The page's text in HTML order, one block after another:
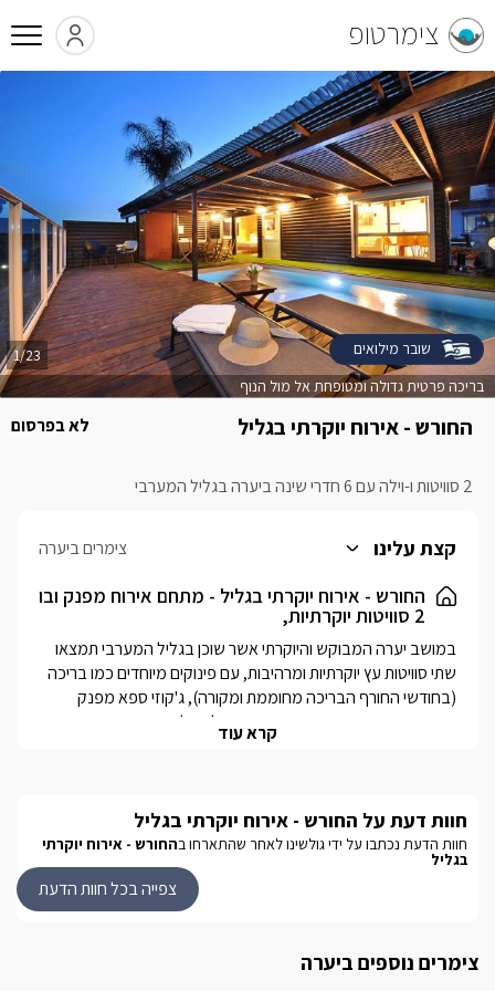
צימרטופ
החורש - אירוח יוקרתי בגליל
2 סוויטות ו-וילה עם 6 חדרי שינה ביערה בגליל המערבי
לא בפרסום
בריכה פרטית גדולה ומטופחת אל מול הנוף
1/23 שובר מילואים
קצת עלינו צימרים ביערה
החורש - אירוח יוקרתי בגליל - מתחם אירוח מפנק ובו
2 סוויטות יוקרתיות,
זקוקים.
קרא עוד
חוות דעת על החורש - אירוח יוקרתי בגליל
חוות הדעת נכתבו על ידי גולשינו לאחר שהתארחו בהחורש - אירוח יוקרתי
בגליל
צפייה בכל חוות הדעת
צימרים נוספים ביערה